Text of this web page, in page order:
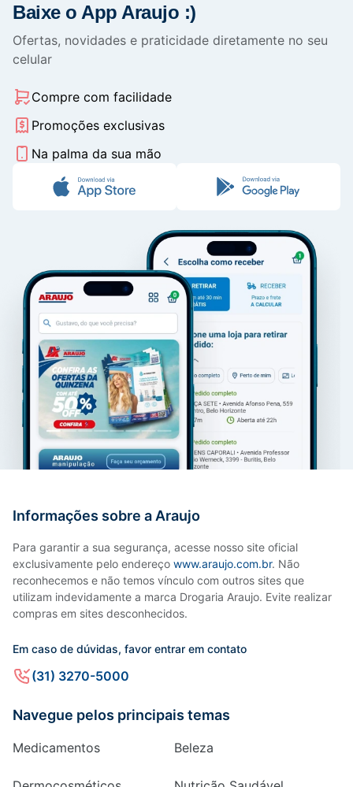
Baixe o App Araujo :)
Ofertas, novidades e praticidade diretamente no seu
celular
Compre com facilidade
Promoções exclusivas
Na palma da sua mão
Informações sobre a Araujo
Para garantir a sua segurança, acesse nosso site oficial
exclusivamente pelo endereço www.araujo.com.br. Não
reconhecemos e não temos vínculo com outros sites que
utilizam indevidamente a marca Drogaria Araujo. Evite realizar
compras em sites desconhecidos.
Em caso de dúvidas, favor entrar em contato
(31) 3270-5000
Navegue pelos principais temas
Medicamentos Beleza